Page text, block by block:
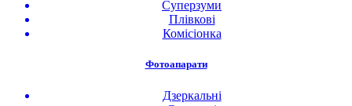
Суперзуми
Плівкові
Комісіонка
Фотоапарати
Дзеркальні